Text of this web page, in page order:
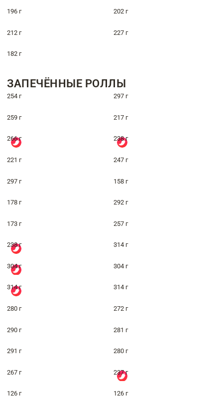
196 г 202 г
212 г 227 г
182 г
ЗАПЕЧЁННЫЕ РОЛЛЫ
254 г 297 г
259 г 217 г
266 г 238 г
221 г 247 г
297 г 158 г
178 г 292 г
173 г 257 г
238 г 314 г
304 г 304 г
314 г 314 г
280 г 272 г
290 г 281 г
291 г 280 г
267 г 237 г
126 г 126 г